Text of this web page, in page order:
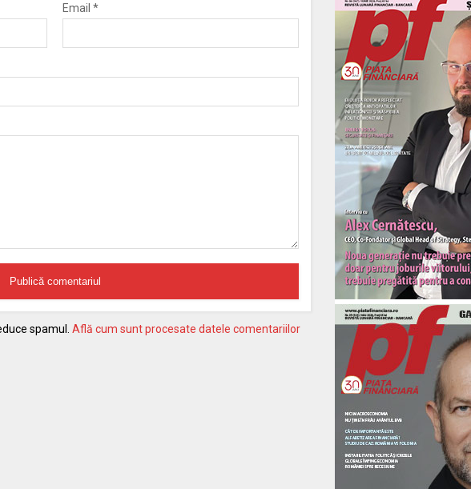
Email *
spamul. Află cum sunt procesate datele comentariilor